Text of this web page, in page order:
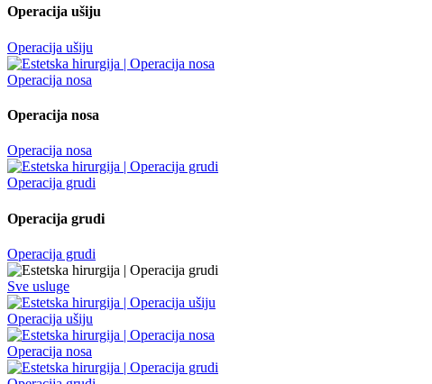
Operacija ušiju
Operacija ušiju
Operacija nosa
Operacija nosa
Operacija nosa
Operacija grudi
Operacija grudi
Operacija grudi
Sve usluge
Operacija ušiju
Operacija nosa